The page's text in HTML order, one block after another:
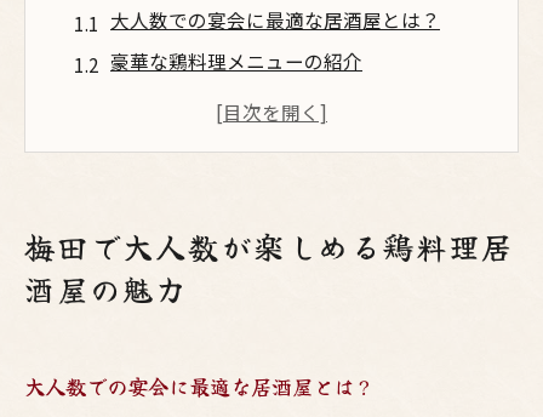
大人数での宴会に最適な居酒屋とは？
豪華な鶏料理メニューの紹介
飲み放題プランの魅力とおすすめ
友人と訪れたい梅田の鶏料理居酒屋特集
友人との楽しいひとときを過ごす
アットホームな雰囲気の居酒屋
梅田で大人数が楽しめる鶏料理居
酒屋の魅力
大人数での宴会に最適な居酒屋とは？